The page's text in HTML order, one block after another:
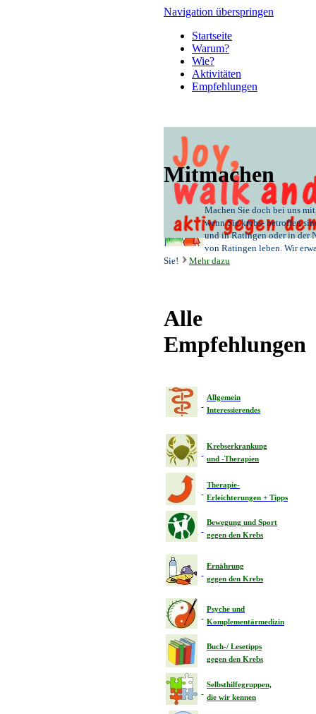
Navigation überspringen
Startseite
Warum?
Wie?
Aktivitäten
Empfehlungen
Mitmachen
Machen Sie doch bei uns
wenn Sie krebs- betroffen
und in Ratingen oder in der
von Ratingen leben. Wir
Sie!
Mehr dazu
Alle
Empfehlungen
Allgemein
Interessierendes
Krebserkrankung
und -Therapien
Therapie-
Erleichterungen + Tipps
Bewegung und Sport
gegen den Krebs
Ernährung
gegen den Krebs
Psyche und
Komplementärmedizin
Buch-/ Lesetipps
gegen den Krebs
Selbsthilfegruppen,
die wir kennen